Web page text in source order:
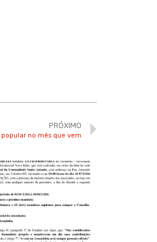
PRÓXIMO
no mês que vem